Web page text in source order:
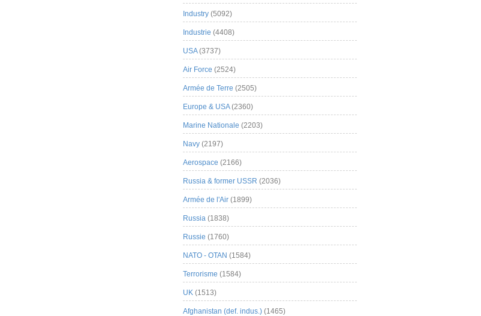
Industry (5092)
Industrie (4408)
USA(3737)
Air Force (2524)
Armée de Terre (2505)
Europe & USA(2360)
Marine Nationale (2203)
Navy (2197)
Aerospace (2166)
Russia & former USSR (2036)
Armée de l'Air (1899)
Russia (1838)
Russie (1760)
NATO - OTAN (1584)
Terrorisme (1584)
UK (1513)
Afghanistan (def. indus.) (1465)